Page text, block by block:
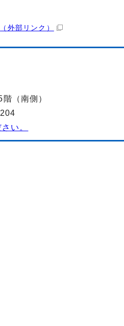
（外部リンク）
（南側）
い。